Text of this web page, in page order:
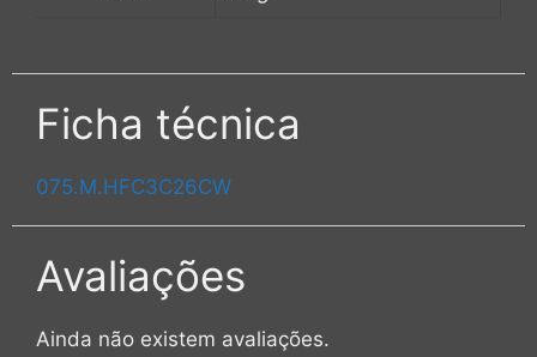
Ficha técnica
075.M.HFC3C26CW
Avaliações
Ainda não existem avaliações.